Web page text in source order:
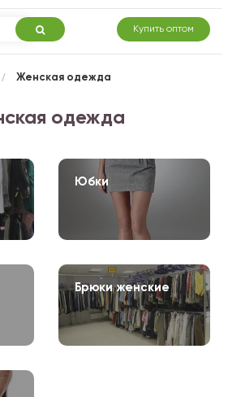
Купить оптом
/ Женская одежда
одежда
Юбки
Брюки женские